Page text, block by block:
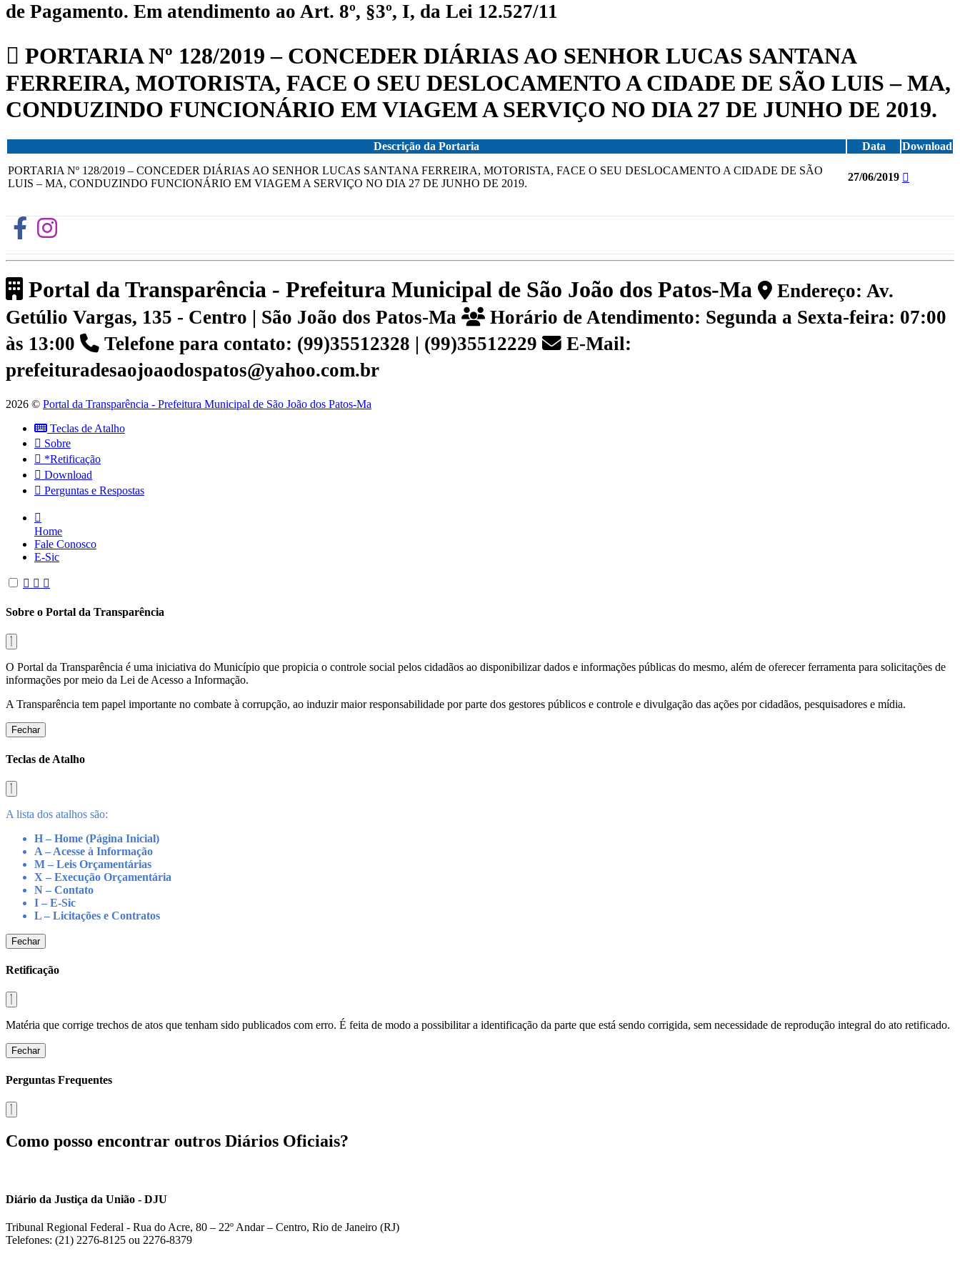
de Pagamento. Em atendimento ao Art. 8º, §3º, I, da Lei 12.527/11
PORTARIA Nº 128/2019 – CONCEDER DIÁRIAS AO SENHOR LUCAS SANTANA
FERREIRA, MOTORISTA, FACE O SEU DESLOCAMENTO A CIDADE DE SÃO LUIS – MA,
CONDUZINDO FUNCIONÁRIO EM VIAGEM A SERVIÇO NO DIA 27 DE JUNHO DE 2019.
Descrição da Portaria Data
Download
PORTARIA Nº 128/2019 – CONCEDER DIÁRIAS AO SENHOR LUCAS SANTANA FERREIRA, MOTORISTA, FACE O SEU DESLOCAMENTO A CIDADE DE SÃO
LUIS – MA, CONDUZINDO FUNCIONÁRIO EM VIAGEM A SERVIÇO NO DIA 27 DE JUNHO DE 2019.
27/06/2019
Portal da Transparência - Prefeitura Municipal de São João dos Patos-Ma
Endereço: Av.
Getúlio Vargas, 135 - Centro | São João dos Patos-Ma
Horário de Atendimento: Segunda a Sexta-feira: 07:00
às 13:00
Telefone para contato: (99)35512328 | (99)35512229
E-Mail:
prefeituradesaojoaodospatos@yahoo.com.br
2026 © Portal da Transparência - Prefeitura Municipal de São João dos Patos-Ma
Teclas de Atalho
Sobre
*Retificação
Download
Perguntas e Respostas
Home
Fale Conosco
E-Sic
Sobre o Portal da Transparência
O Portal da Transparência é uma iniciativa do Município que propicia o controle social pelos cidadãos ao disponibilizar dados e informações públicas do mesmo, além de oferecer ferramenta para solicitações de
informações por meio da Lei de Acesso a Informação.
A Transparência tem papel importante no combate à corrupção, ao induzir maior responsabilidade por parte dos gestores públicos e controle e divulgação das ações por cidadãos, pesquisadores e mídia.
Fechar
Teclas de Atalho
A lista dos atalhos são:
H – Home (Página Inicial)
A – Acesse à Informação
M – Leis Orçamentárias
X – Execução Orçamentária
N – Contato
I – E-Sic
L – Licitações e Contratos
Fechar
Retificação
Matéria que corrige trechos de atos que tenham sido publicados com erro. É feita de modo a possibilitar a identificação da parte que está sendo corrigida, sem necessidade de reprodução integral do ato retificado.
Fechar
Perguntas Frequentes
Como posso encontrar outros Diários Oficiais?
Diário da Justiça da União - DJU
Tribunal Regional Federal - Rua do Acre, 80 – 22º Andar – Centro, Rio de Janeiro (RJ)
Telefones: (21) 2276-8125 ou 2276-8379